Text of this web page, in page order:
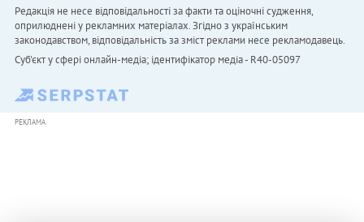
Редакція не несе відповідальності за факти та оціночні судження,
оприлюднені у рекламних матеріалах. Згідно з українським
законодавством, відповідальність за зміст реклами несе рекламодавець.
Cуб'єкт у сфері онлайн-медіа; ідентифікатор медіа - R40-05097
РЕКЛАМА